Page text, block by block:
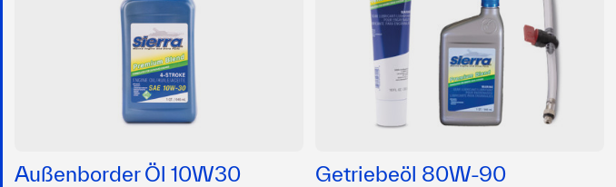
Außenborder Öl 10W30 Getriebeöl 80W-90